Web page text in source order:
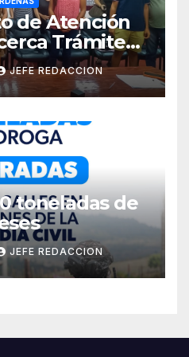
de Atención
Trámite
a
Lázaro
JEFE REDACCION
toneladas de
JEFE REDACCION